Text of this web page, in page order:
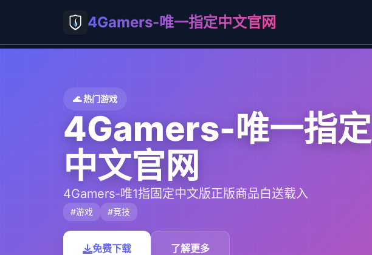
4Gamers-唯一指定中文官网
🌊 热门游戏
4Gamers-唯一指定
中文官网
4Gamers-唯1指固定中文版正版商品白送载入
#游戏 #竞技
免费下载 了解更多